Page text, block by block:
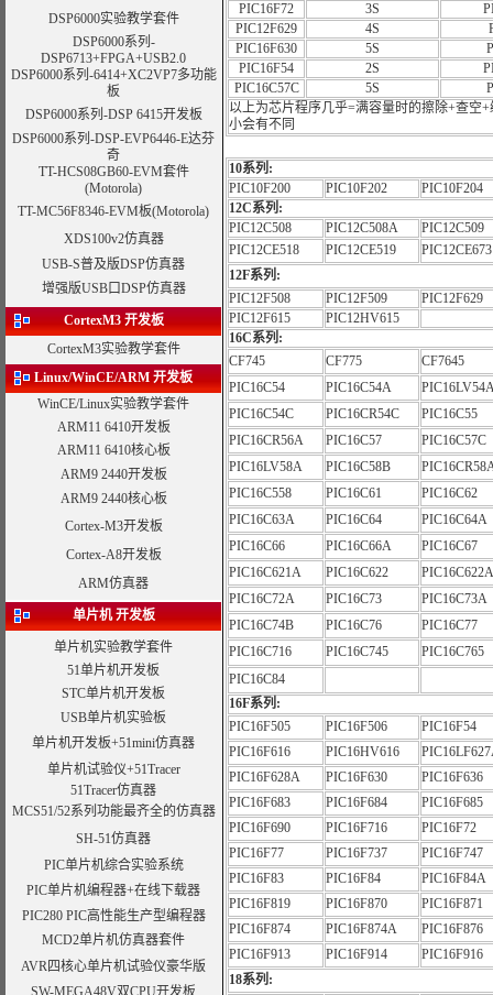
DSP6000实验教学套件
DSP6000系列-
DSP6713+FPGA+USB2.0
DSP6000系列-6414+XC2VP7多功能
板
DSP6000系列-DSP 6415开发板
DSP6000系列-DSP-EVP6446-E达芬
奇
TT-HCS08GB60-EVM套件
(Motorola)
TT-MC56F8346-EVM板(Motorola)
XDS100v2仿真器
USB-S普及版DSP仿真器
增强版USB口DSP仿真器
CortexM3 开发板
CortexM3实验教学套件
Linux/WinCE/ARM 开发板
WinCE/Linux实验教学套件
ARM11 6410开发板
ARM11 6410核心板
ARM9 2440开发板
ARM9 2440核心板
Cortex-M3开发板
Cortex-A8开发板
ARM仿真器
单片机 开发板
单片机实验教学套件
51单片机开发板
STC单片机开发板
USB单片机实验板
单片机开发板+51mini仿真器
单片机试验仪+51Tracer
51Tracer仿真器
MCS51/52系列功能最齐全的仿真器
SH-51仿真器
PIC单片机综合实验系统
PIC单片机编程器+在线下载器
PIC280 PIC高性能生产型编程器
MCD2单片机仿真器套件
AVR四核心单片机试验仪豪华版
SW-MEGA48V双CPU开发板
PIC16F72
3S
PIC12F629
4S
PIC16F630
5S
PIC16F54
2S
PIC16C57C
5S
以上为芯片程序几乎=满容量时的擦除+查空
小会有不同
10系列:
PIC10F200
PIC10F202
PIC10F204
12C系列:
PIC12C508
PIC12C508A
PIC12C509
PIC12CE518
PIC12CE519
PIC12CE673
12F系列:
PIC12F508
PIC12F509
PIC12F629
PIC12F615
PIC12HV615
16C系列:
CF745
CF775
CF7645
PIC16C54
PIC16C54A
PIC16C54C
PIC16CR54C
PIC16C55
PIC16CR56A
PIC16C57
PIC16C57C
PIC16LV58A
PIC16C58B
PIC16C558
PIC16C61
PIC16C62
PIC16C63A
PIC16C64
PIC16C64A
PIC16C66
PIC16C66A
PIC16C67
PIC16C621A
PIC16C622
PIC16C622A
PIC16C72A
PIC16C73
PIC16C73A
PIC16C74B
PIC16C76
PIC16C77
PIC16C716
PIC16C745
PIC16C765
PIC16C84
16F系列:
PIC16F505
PIC16F506
PIC16F54
PIC16F616
PIC16HV616
PIC16F628A
PIC16F630
PIC16F636
PIC16F683
PIC16F684
PIC16F685
PIC16F690
PIC16F716
PIC16F72
PIC16F77
PIC16F737
PIC16F747
PIC16F83
PIC16F84
PIC16F84A
PIC16F819
PIC16F870
PIC16F871
PIC16F874
PIC16F874A
PIC16F876
PIC16F913
PIC16F914
PIC16F916
18系列: